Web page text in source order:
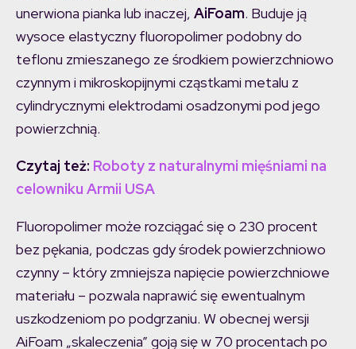
unerwiona pianka lub inaczej, AiFoam. Buduje ją
wysoce elastyczny fluoropolimer podobny do
teflonu zmieszanego ze środkiem powierzchniowo
czynnym i mikroskopijnymi cząstkami metalu z
cylindrycznymi elektrodami osadzonymi pod jego
powierzchnią.
Czytaj też: Roboty z naturalnymi mięśniami na
celowniku Armii USA
Fluoropolimer może rozciągać się o 230 procent
bez pękania, podczas gdy środek powierzchniowo
czynny – który zmniejsza napięcie powierzchniowe
materiału – pozwala naprawić się ewentualnym
uszkodzeniom po podgrzaniu. W obecnej wersji
AiFoam „skaleczenia” goją się w 70 procentach po